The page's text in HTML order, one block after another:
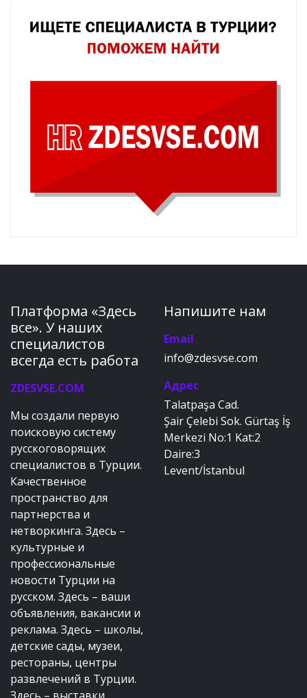
Платформа «Здесь
все». У наших
специалистов
всегда есть работа
ZDESVSE.COM
Мы создали первую
поисковую систему
русскоговорящих
специалистов в Турции.
Качественное
пространство для
партнерства и
нетворкинга. Здесь –
культурные и
профессиональные
новости Турции на
русском. Здесь – ваши
объявления, вакансии и
реклама. Здесь – школы,
детские сады, музеи,
рестораны, центры
развлечений в Турции.
Напишите нам
Email
info@zdesvse.com
Адрес
Talatpaşa Cad.
Şair Çelebi Sok. Gürtaş İş
Merkezi No:1 Kat:2
Daire:3
Levent/İstanbul